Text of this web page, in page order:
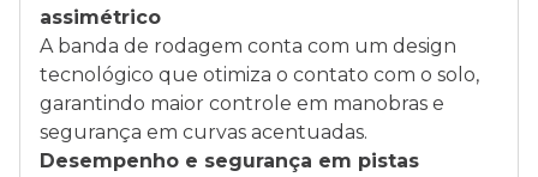
assimétrico
A banda de rodagem conta com um design
tecnológico que otimiza o contato com o solo,
garantindo maior controle em manobras e
segurança em curvas acentuadas.
Desempenho e segurança em pistas